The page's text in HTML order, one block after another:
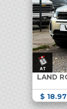
LAND
$